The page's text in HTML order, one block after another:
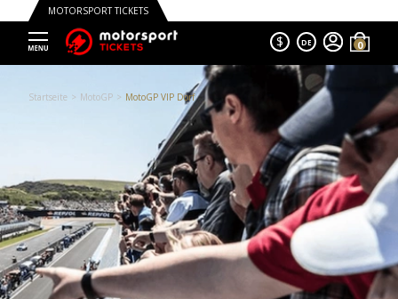
MOTORSPORT TICKETS
$ DE
Trustpilot
Startseite MotoGP MotoGP VIP Dorf